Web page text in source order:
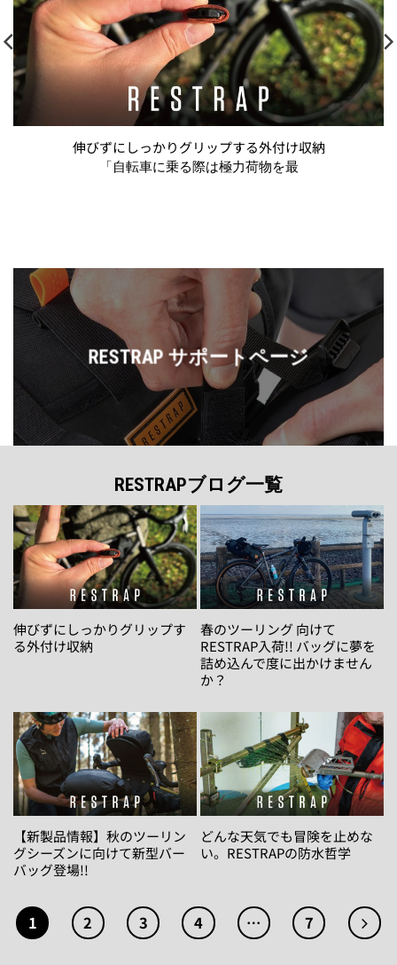
伸びずにしっかりグリップする外付け収納
「自転車に乗る際は極力荷物を最
RESTRAP サポートページ
RESTRAPブログ一覧
伸びずにしっかりグリップす
る外付け収納
春のツーリング 向けて
RESTRAP入荷!! バッグに夢を
詰め込んで度に出かけません
か？
【新製品情報】秋のツーリン
グシーズンに向けて新型バー
バッグ登場!!
どんな天気でも冒険を止めな
い。RESTRAPの防水哲学
1 2 3 4 … 7